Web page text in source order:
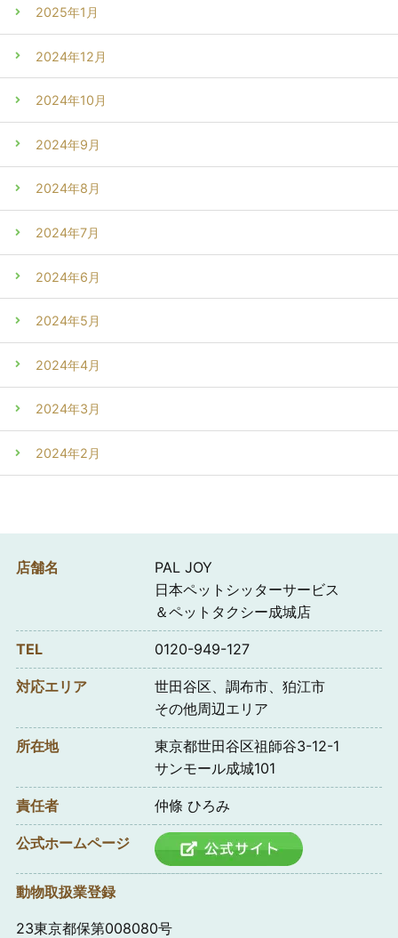
2025年1月
2024年12月
2024年10月
2024年9月
2024年8月
2024年7月
2024年6月
2024年5月
2024年4月
2024年3月
2024年2月
店舗名
PAL JOY
日本ペットシッターサービス
＆ペットタクシー成城店
TEL 0120-949-127
対応エリア
世田谷区、調布市、狛江市
その他周辺エリア
所在地
東京都世田谷区祖師谷3-12-1
サンモール成城101
責任者 仲條 ひろみ
公式ホームページ
動物取扱業登録
23東京都保第008080号